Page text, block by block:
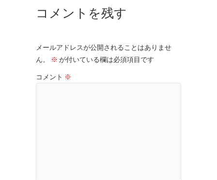
コメントを残す
メールアドレスが公開されることはありませ
ん。
※ が付いている欄は必須項目です
コメント ※